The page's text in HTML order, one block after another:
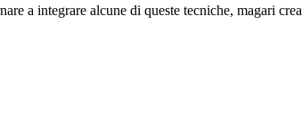
a integrare alcune di queste tecniche, magari